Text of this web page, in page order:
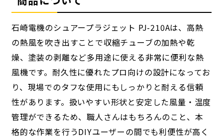
石崎電機のシュアープラジェット PJ-210Aは、高熱
の熱風を吹き出すことで収縮チューブの加熱や乾
燥、塗装の剥離など多用途に使える非常に便利な熱
風機です。耐久性に優れたプロ向けの設計になってお
り、現場でのタフな使用にもしっかりと耐える信頼
性があります。扱いやすい形状と安定した風量・温度
管理ができるため、職人さんはもちろんのこと、本
格的な作業を行うDIYユーザーの間でも利便性が高く